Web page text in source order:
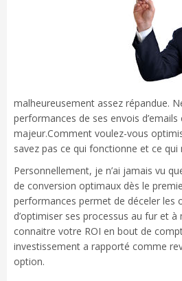
malheureusement assez répandue.
performances de ses envois
majeur.Comment voulez-vous
savez pas ce qui fonctionne et ce
Personnellement, je n’ai jamais vu
de conversion optimaux dès le
performances permet de déceler les
d’optimiser ses processus au fur et
connaitre votre ROI en bout de
investissement a rapporté comme
option.